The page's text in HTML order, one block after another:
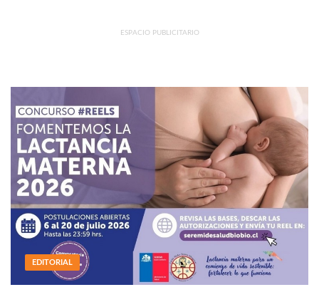
ESPACIO PUBLICITARIO
EDITORIAL